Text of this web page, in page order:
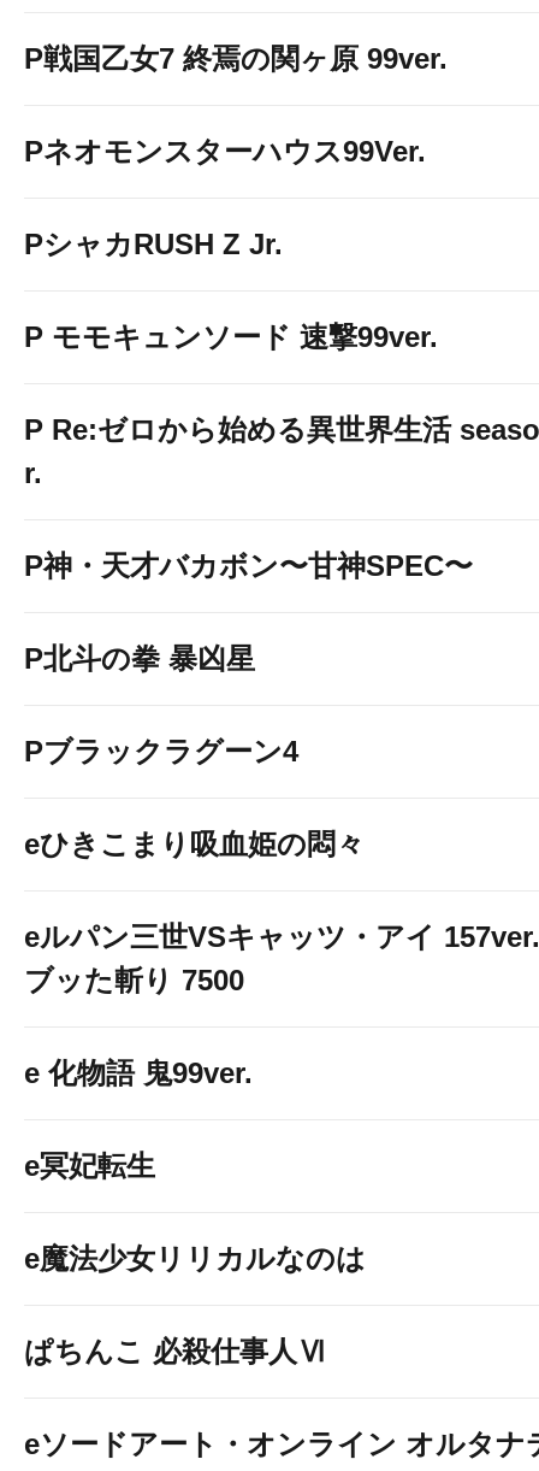
P戦国乙女7 終焉の関ヶ原 99ver.
Pネオモンスターハウス99Ver.
PシャカRUSH Z Jr.
P モモキュンソード 速撃99ver.
P Re:ゼロから始める異世界生活
r.
P神・天才バカボン〜甘神SPEC〜
P北斗の拳 暴凶星
Pブラックラグーン4
eひきこまり吸血姫の悶々
eルパン三世VSキャッツ・アイ
ブッた斬り 7500
e 化物語 鬼99ver.
e冥妃転生
e魔法少女リリカルなのは
ぱちんこ 必殺仕事人Ⅵ
eソードアート・オンライン オルタナ